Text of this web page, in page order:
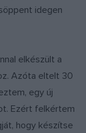
idegen
elkészült a
Azóta eltelt 30
egy új
Ezért felkértem
hogy készítse